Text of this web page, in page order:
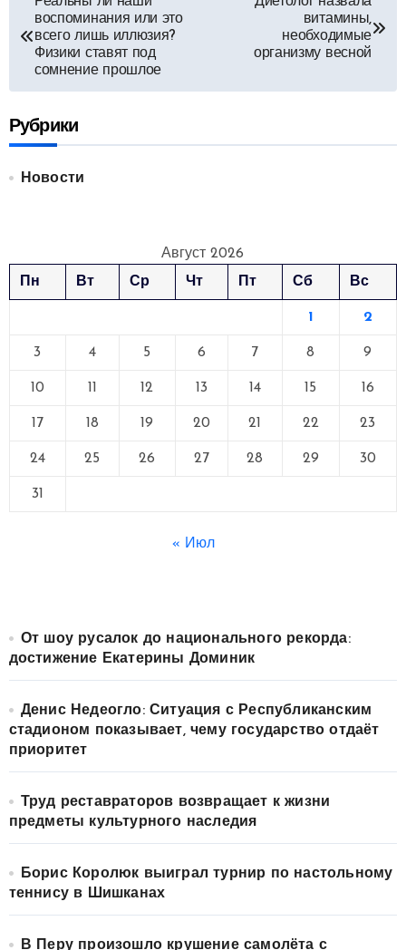
по
записям
воспоминания или это
всего лишь иллюзия?
Физики ставят под
сомнение прошлое
витамины,
необходимые
организму весной
Рубрики
Новости
Август 2026
Пн
Вт Ср Чт Пт Сб Вс
1 2
3 4 5 6 7 8 9
10 11 12 13 14 15 16
17 18 19 20 21 22 23
24 25 26 27 28 29 30
31
« Июл
От шоу русалок до национального рекорда:
достижение Екатерины Доминик
Денис Недеогло: Ситуация с Республиканским
стадионом показывает, чему государство отдаёт
приоритет
Труд реставраторов возвращает к жизни
предметы культурного наследия
Борис Королюк выиграл турнир по настольному
теннису в Шишканах
В Перу произошло крушение самолёта с